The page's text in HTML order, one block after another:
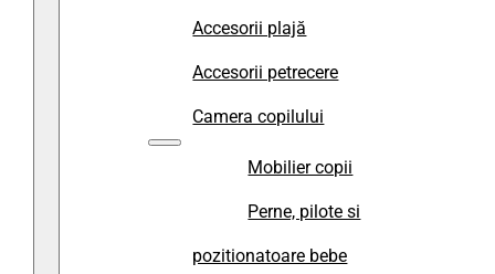
Accesorii plajă
Accesorii petrecere
Camera copilului
Mobilier copii
Perne, pilote si
pozitionatoare bebe